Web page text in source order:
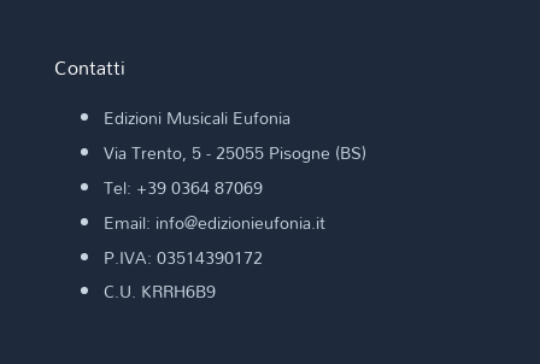
Contatti
Edizioni Musicali Eufonia
Via Trento, 5 - 25055 Pisogne (BS)
Tel: +39 0364 87069
Email: info@edizionieufonia.it
P.IVA: 03514390172
C.U. KRRH6B9